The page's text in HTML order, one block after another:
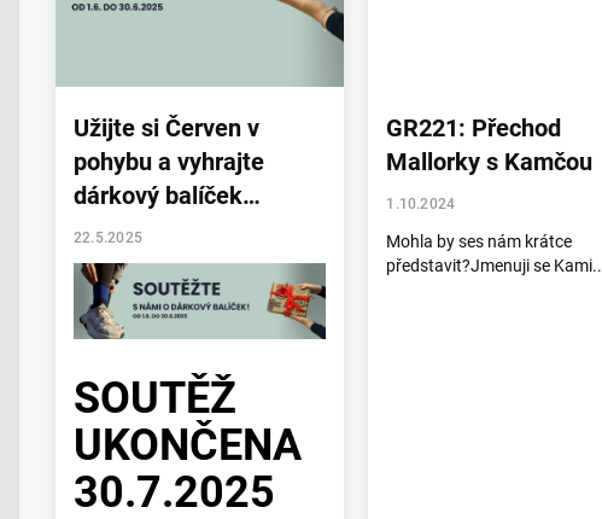
k
Užijte si Červen v
pohybu a vyhrajte
dárkový balíček
RUNNING 🎁
22.5.2025
SOUTĚŽ
UKONČENA
30.7.2025
GR221: Přechod
Mallorky s Kamčou
1.10.2024
Mohla by ses nám krátce
představit?Jmenuji se